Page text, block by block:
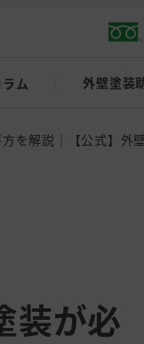
ム 外壁塗装
を解説｜【公式】外
装が必